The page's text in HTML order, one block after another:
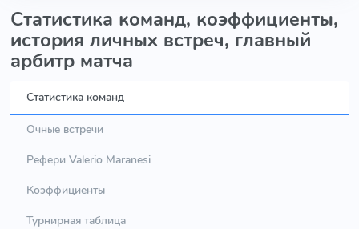
Статистика команд, коэффициенты,
история личных встреч, главный
арбитр матча
Статистика команд
Очные встречи
Рефери Valerio Maranesi
Коэффициенты
Турнирная таблица